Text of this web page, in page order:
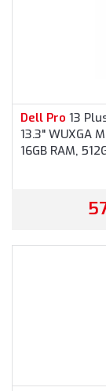
Dell Pro 13
13.3" WUXGA
16GB RAM,
fessional,